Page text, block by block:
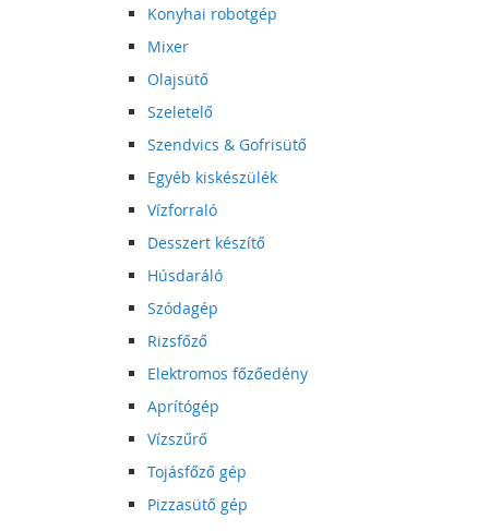
Konyhai robotgép
Mixer
Olajsütő
Szeletelő
Szendvics & Gofrisütő
Egyéb kiskészülék
Vízforraló
Desszert készítő
Húsdaráló
Szódagép
Rizsfőző
Elektromos főzőedény
Aprítógép
Vízszűrő
Tojásfőző gép
Pizzasütő gép